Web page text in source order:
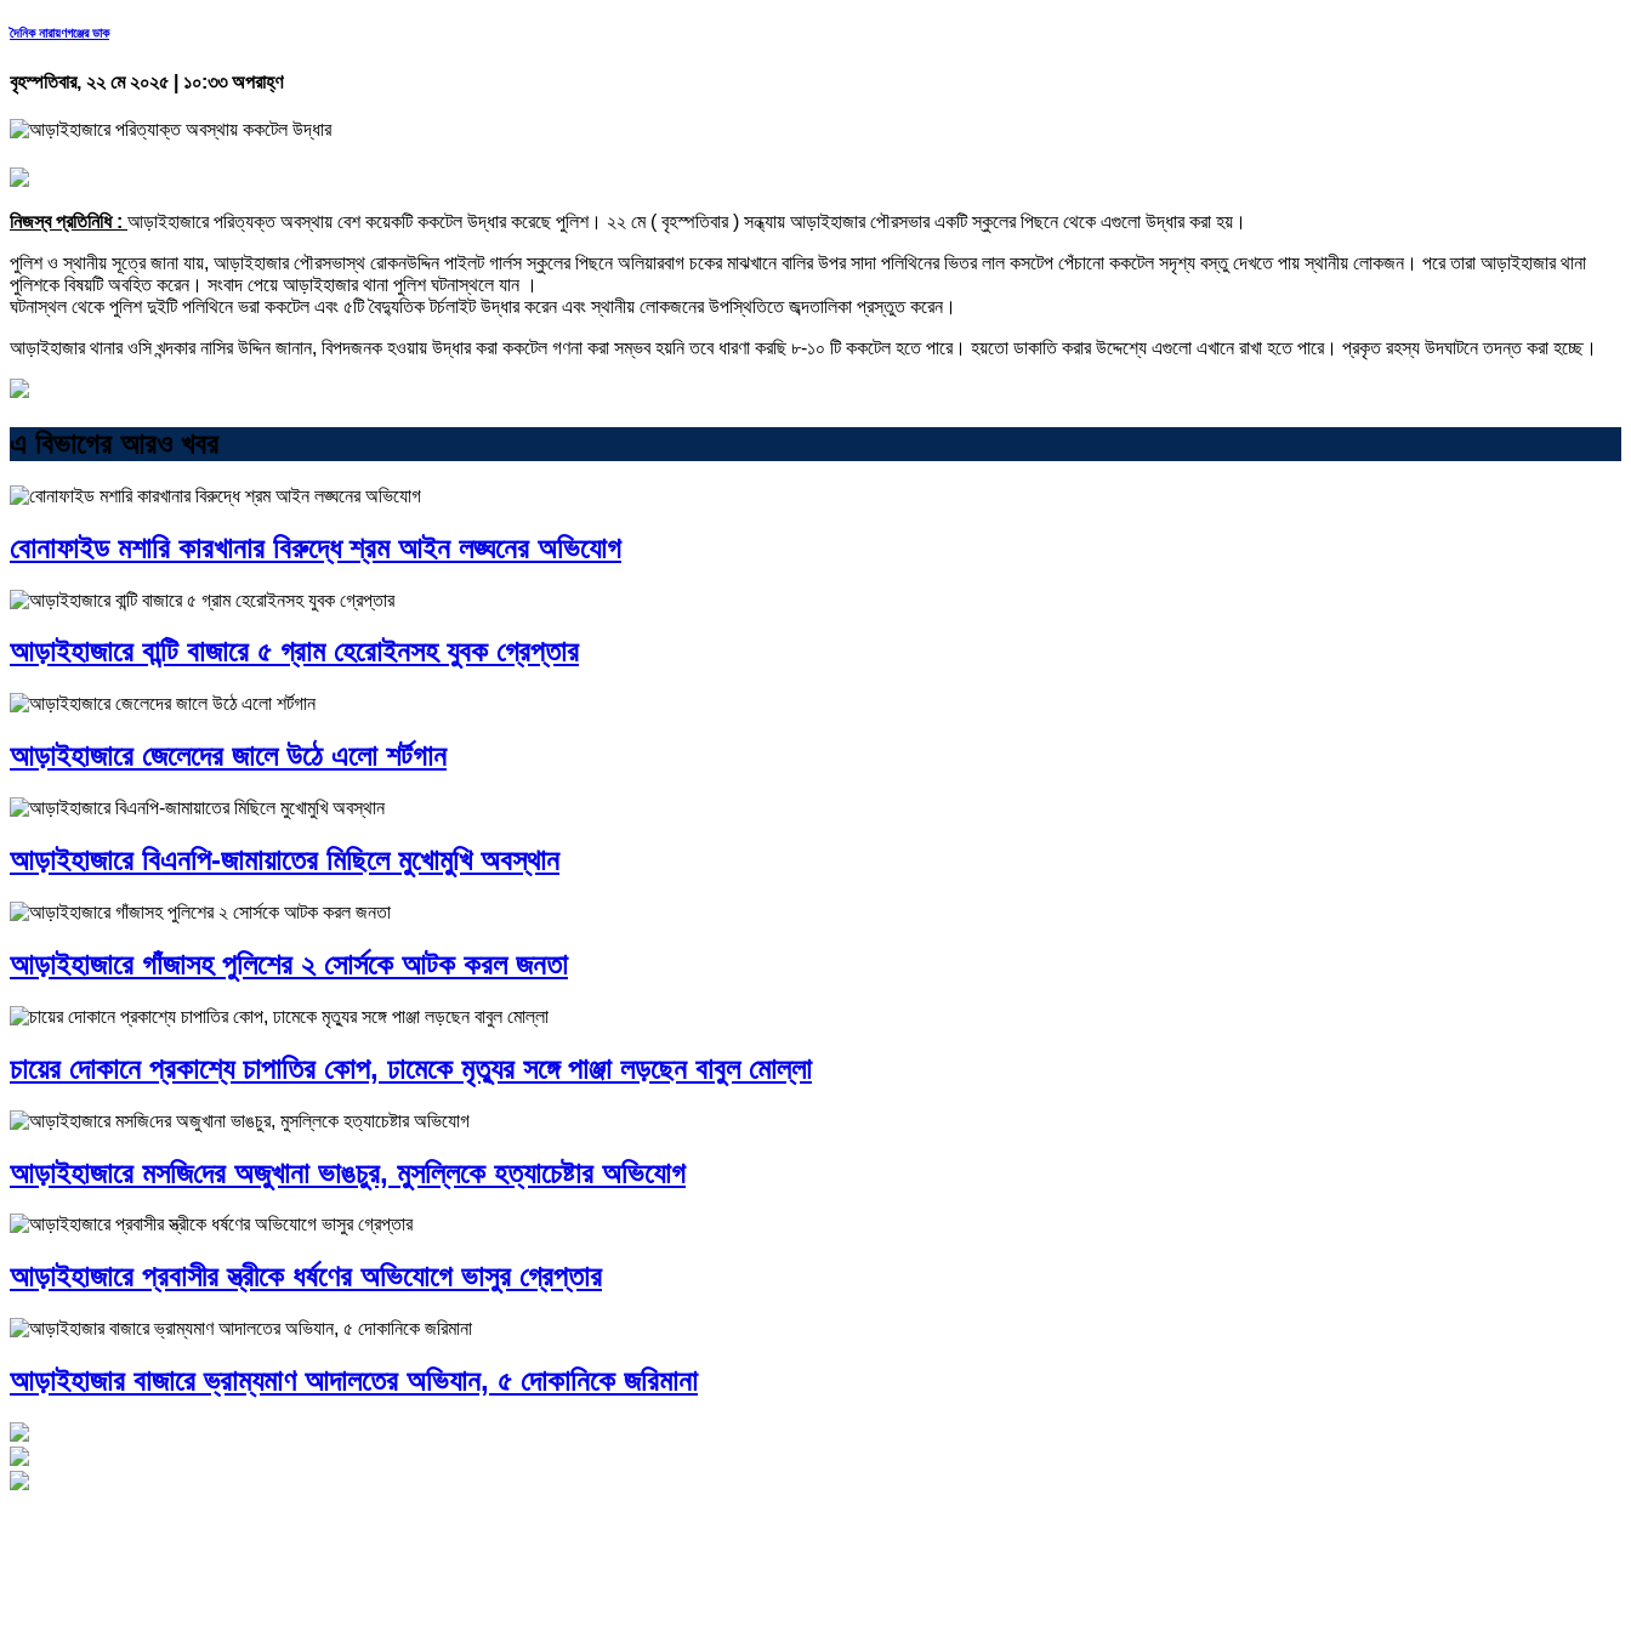
দৈনিক নারায়ণগঞ্জের ডাক
বৃহস্পতিবার, ২২ মে ২০২৫ | ১০:৩৩ অপরাহ্ণ
নিজস্ব প্রতিনিধি : আড়াইহাজারে পরিত্যক্ত অবস্থায় বেশ কয়েকটি ককটেল উদ্ধার করেছে পুলিশ। ২২ মে ( বৃহস্পতিবার ) সন্ধ্যায় আড়াইহাজার পৌরসভার একটি স্কুলের পিছনে থেকে এগুলো উদ্ধার করা হয়।
পুলিশ ও স্থানীয় সূত্রে জানা যায়, আড়াইহাজার পৌরসভাস্থ রোকনউদ্দিন পাইলট গার্লস স্কুলের পিছনে অলিয়ারবাগ চকের মাঝখানে বালির উপর সাদা পলিথিনের ভিতর লাল কসটেপ পেঁচানো ককটেল সদৃশ্য বস্তু দেখতে পায় স্থানীয় লোকজন। পরে তারা আড়াইহাজার থানা
পুলিশকে বিষয়টি অবহিত করেন। সংবাদ পেয়ে আড়াইহাজার থানা পুলিশ ঘটনাস্থলে যান ।
ঘটনাস্থল থেকে পুলিশ দুইটি পলিথিনে ভরা ককটেল এবং ৫টি বৈদ্যুতিক টর্চলাইট উদ্ধার করেন এবং স্থানীয় লোকজনের উপস্থিতিতে জব্দতালিকা প্রস্তুত করেন।
আড়াইহাজার থানার ওসি খন্দকার নাসির উদ্দিন জানান, বিপদজনক হওয়ায় উদ্ধার করা ককটেল গণনা করা সম্ভব হয়নি তবে ধারণা করছি ৮-১০ টি ককটেল হতে পারে। হয়তো ডাকাতি করার উদ্দেশ্যে এগুলো এখানে রাখা হতে পারে। প্রকৃত রহস্য উদঘাটনে তদন্ত করা হচ্ছে।
এ বিভাগের আরও খবর
বোনাফাইড মশারি কারখানার বিরুদ্ধে শ্রম আইন লঙ্ঘনের অভিযোগ
আড়াইহাজারে বান্টি বাজারে ৫ গ্রাম হেরোইনসহ যুবক গ্রেপ্তার
আড়াইহাজারে জেলেদের জালে উঠে এলো শর্টগান
আড়াইহাজারে বিএনপি-জামায়াতের মিছিলে মুখোমুখি অবস্থান
আড়াইহাজারে গাঁজাসহ পুলিশের ২ সোর্সকে আটক করল জনতা
চায়ের দোকানে প্রকাশ্যে চাপাতির কোপ, ঢামেকে মৃত্যুর সঙ্গে পাঞ্জা লড়ছেন বাবুল মোল্লা
আড়াইহাজারে মস‌জি‌দের অজুখানা ভাঙচুর, মুসল্লিকে হত্যাচেষ্টার অভিযোগ
আড়াইহাজারে প্রবাসীর স্ত্রীকে ধর্ষণের অভিযোগে ভাসুর গ্রেপ্তার
আড়াইহাজার বাজারে ভ্রাম্যমাণ আদালতের অভিযান, ৫ দোকানিকে জরিমানা